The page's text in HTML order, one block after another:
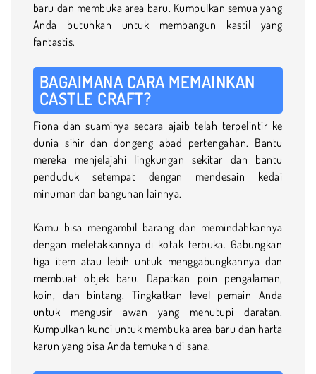
baru dan membuka area baru. Kumpulkan semua yang
Anda butuhkan untuk membangun kastil yang
fantastis.
BAGAIMANA CARA MEMAINKAN
CASTLE CRAFT?
Fiona dan suaminya secara ajaib telah terpelintir ke
dunia sihir dan dongeng abad pertengahan. Bantu
mereka menjelajahi lingkungan sekitar dan bantu
penduduk setempat dengan mendesain kedai
minuman dan bangunan lainnya.
Kamu bisa mengambil barang dan memindahkannya
dengan meletakkannya di kotak terbuka. Gabungkan
tiga item atau lebih untuk menggabungkannya dan
membuat objek baru. Dapatkan poin pengalaman,
koin, dan bintang. Tingkatkan level pemain Anda
untuk mengusir awan yang menutupi daratan.
Kumpulkan kunci untuk membuka area baru dan harta
karun yang bisa Anda temukan di sana.